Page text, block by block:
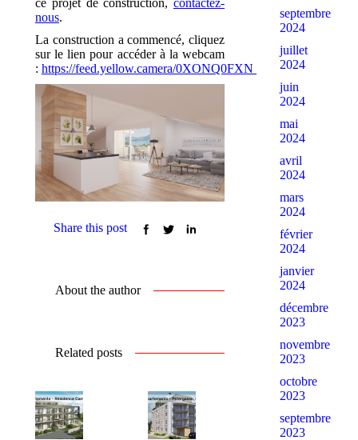
nous.
La construction a commencé, cliquez
sur le lien pour accéder à la webcam
: https://feed.yellow.camera/0XONQ0FXN
Share this post
About the author
Related posts
septembre
2024
juillet
2024
juin
2024
mai
2024
avril
2024
mars
2024
février
2024
janvier
2024
décembre
2023
novembre
2023
octobre
2023
septembre
2023